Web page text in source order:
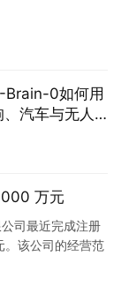
Brain-0如何用
汽车与无人
万元
司最近完成注册
该公司的经营范